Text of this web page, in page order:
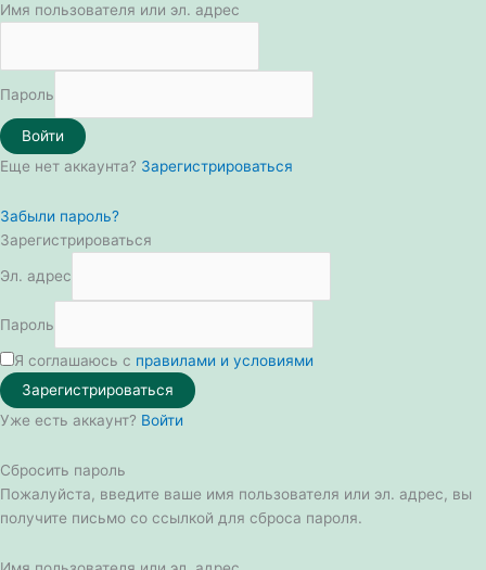
Имя пользователя или эл. адрес
Пароль
Войти
Еще нет аккаунта? Зарегистрироваться
Забыли пароль?
Зарегистрироваться
Эл. адрес
Пароль
Я соглашаюсь с правилами и условиями
Зарегистрироваться
Уже есть аккаунт? Войти
Сбросить пароль
Пожалуйста, введите ваше имя пользователя или эл. адрес, вы
получите письмо со ссылкой для сброса пароля.